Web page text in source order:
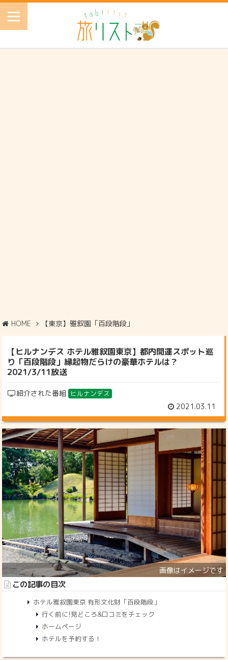
HOME 【東京】雅叙園「百段階段」
【ヒルナンデス ホテル雅叙園東京】都内開運スポット巡
り「百段階段」縁起物だらけの豪華ホテルは？
2021/3/11放送
紹介された番組 ヒルナンデス
2021.03.11
この記事の目次
ホテル雅叙園東京 有形文化財「百段階段」
行く前に!見どころ&口コミをチェック
ホームページ
ホテルを予約する！